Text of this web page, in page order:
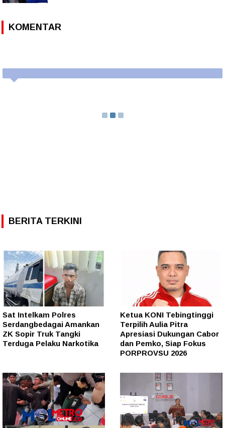
KOMENTAR
BERITA TERKINI
Sat Intelkam Polres
Serdangbedagai Amankan
ZK Sopir Truk Tangki
Terduga Pelaku Narkotika
Ketua KONI Tebingtinggi
Terpilih Aulia Pitra
Apresiasi Dukungan Cabor
dan Pemko, Siap Fokus
PORPROVSU 2026